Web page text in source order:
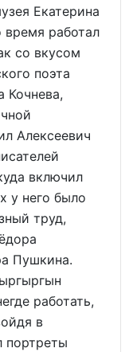
Екатерина
время работал
со вкусом
поэта
Кочнева,
Алексеевич
включил
у него было
труд,
Пушкина.
работать,
в
портреты